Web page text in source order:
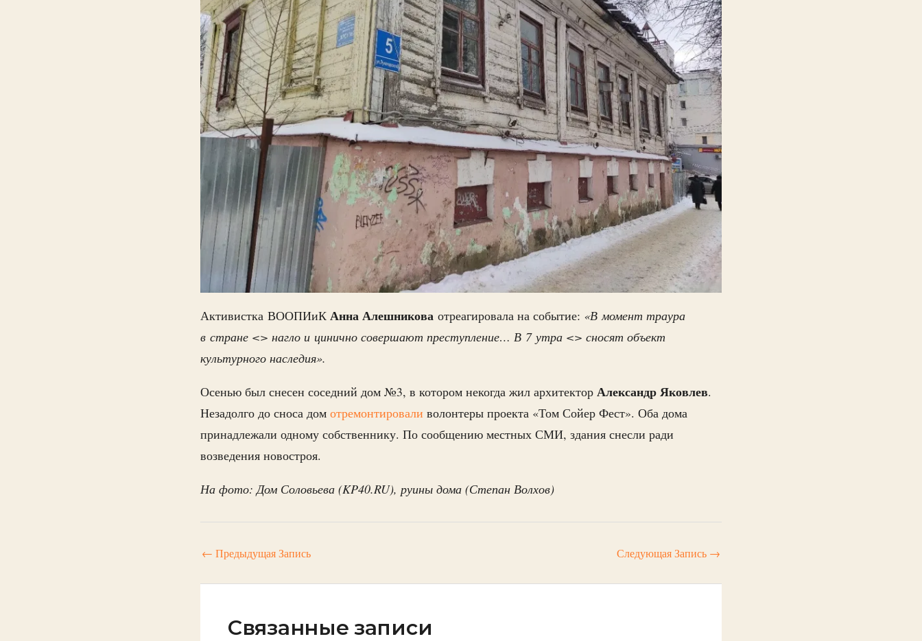
Активистка ВООПИиК Анна Алешникова отреагировала на событие: «В момент траура
в стране <> нагло и цинично совершают преступление… В 7 утра <> сносят объект
культурного наследия».
Осенью был снесен соседний дом №3, в котором некогда жил архитектор Александр Яковлев.
Незадолго до сноса дом отремонтировали волонтеры проекта «Том Сойер Фест». Оба дома
принадлежали одному собственнику. По сообщению местных СМИ, здания снесли ради
возведения новостроя.
На фото: Дом Соловьева (KP40.RU), руины дома (Степан Волхов)
← Предыдущая Запись Следующая Запись →
Связанные записи